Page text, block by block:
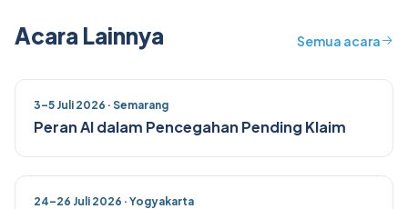
Acara Lainnya Semua acara
3–5 Juli 2026 · Semarang
Peran AI dalam Pencegahan Pending Klaim
24–26 Juli 2026 · Yogyakarta